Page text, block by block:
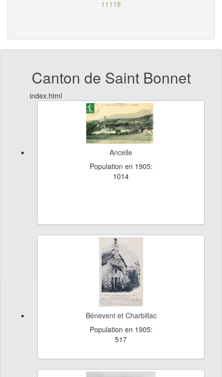
11118
Canton de Saint Bonnet
index.html
Ancelle
Population en 1905:
1014
Bénevent et Charbillac
Population en 1905:
517